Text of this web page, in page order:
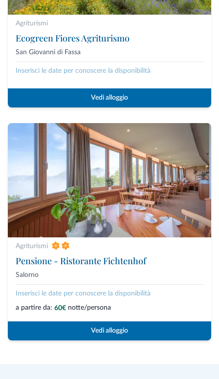
Agriturismi
Ecogreen Fiores Agriturismo
San Giovanni di Fassa
Inserisci le date per conoscere la disponibilità
Vedi alloggio
Agriturismi
Pensione - Ristorante Fichtenhof
Salorno
Inserisci le date per conoscere la disponibilità
a partire da: 60€ notte/persona
Vedi alloggio